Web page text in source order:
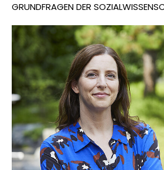
GRUNDFRAGEN DER